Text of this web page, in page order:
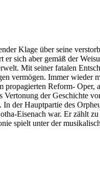
Klage über seine
sich aber gemäß der
Mit seiner fatalen
vermögen. Immer wieder
Reform- Oper,
der Geschichte
der Hauptpartie des
Eisenach war. Er zählt
spielt unter der